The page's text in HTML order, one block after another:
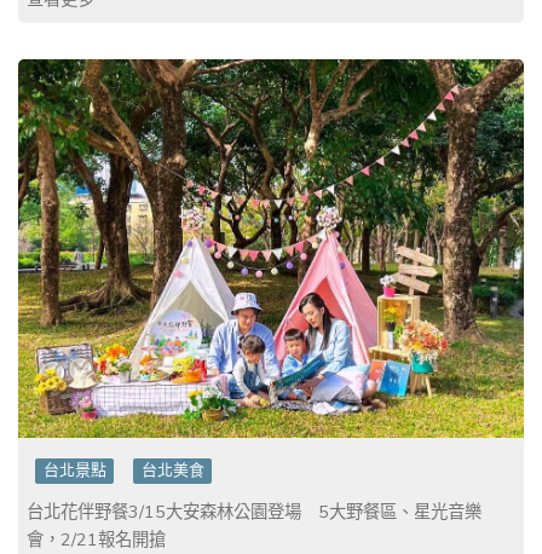
台北景點 台北美食
台北花伴野餐3/15大安森林公園登場 5大野餐區、星光音樂
會，2/21報名開搶